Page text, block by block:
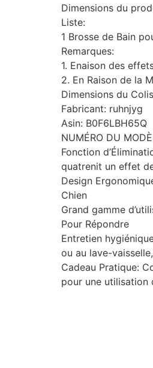
Dimensions du
Liste:
1 Brosse de Bain
Remarques:
1. Enaison des
2. En Raison de la
Dimensions du
Fabricant: ruhnjyg
Asin: B0F6LBH65Q
NUMÉRO DU
Fonction
quatrenit un effet
Design
Chien
Grand gamme
Pour Répondre
Entretien
ou au lave-
Cadeau Pratique:
pour une utilisation